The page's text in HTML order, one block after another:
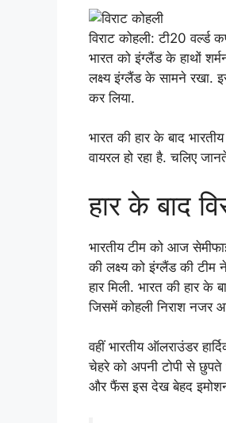
विराट कोहली: टी20
भारत को इंग्लैंड के हाथों
लक्ष्य इंग्लैंड के सामने रखा.
कर लिया.
भारत की हार के बाद
वायरल हो रहा है. चलिए
हार के बाद
भारतीय टीम को आज
की लक्ष्य को इंग्लैंड की
हार मिली. भारत की हार के
जिसमें कोहली निराश
वहीं भारतीय ऑलराउंडर
चेहरे को अपनी टोपी से छुपते
और फैंस इस देख बेहद